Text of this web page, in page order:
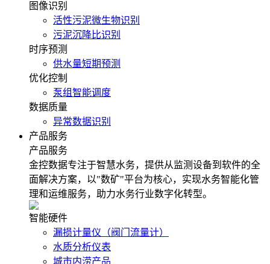
图像识别
活性污泥微生物识别
污泥沉降比识别
时序预测
供水量短期预测
优化控制
泵组智能调度
数据质量
异常数据识别
产品服务
产品服务
金控数据专注于智慧水务，提供从监测设备到软件的全
面解决方案，以"数矿"平台为核心，实现水务智能化管
理和运维服务，助力水务行业数字化转型。
智能硬件
漏损计量仪（阀门流量计）
水质分析仪表
城市内涝产品